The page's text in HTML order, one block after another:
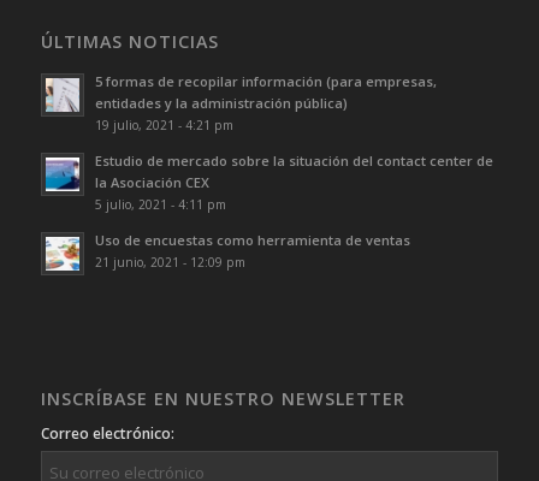
ÚLTIMAS NOTICIAS
5 formas de recopilar información (para empresas,
entidades y la administración pública)
19 julio, 2021 - 4:21 pm
Estudio de mercado sobre la situación del contact center de
la Asociación CEX
5 julio, 2021 - 4:11 pm
Uso de encuestas como herramienta de ventas
21 junio, 2021 - 12:09 pm
INSCRÍBASE EN NUESTRO NEWSLETTER
Correo electrónico: